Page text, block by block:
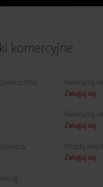
komercyjne
Minimalny
Zaloguj się
Minimalny
Zaloguj się
Koszty
Zaloguj się